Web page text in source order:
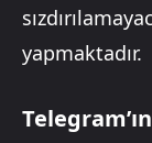
yapmaktadır.